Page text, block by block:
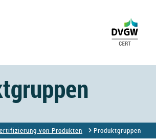
von Produkten Produktgruppen